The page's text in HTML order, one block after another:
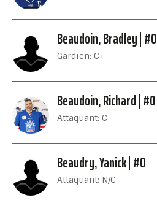
Beaudoin, Bradley #0
Gardien: C+
Beaudoin, Richard #0
Attaquant: C
Beaudry, Yanick #0
Attaquant: N/C